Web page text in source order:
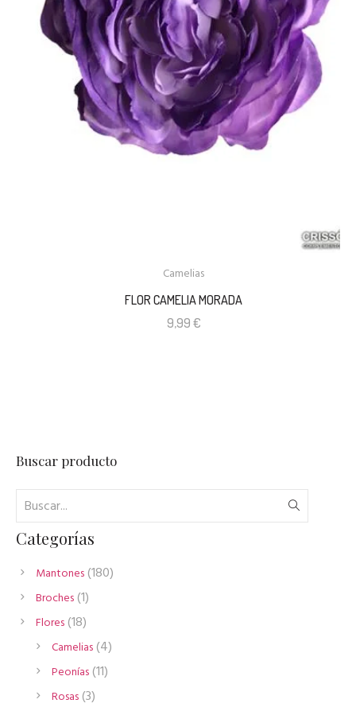
Camelias
FLOR CAMELIA MORADA
9,99 €
Buscar producto
Categorías
Mantones 180180
Broches 11
producto
Flores 1818
productos
Camelias 44
Peonías 1111
Rosas 33